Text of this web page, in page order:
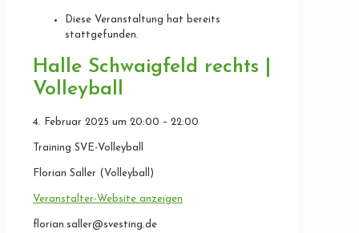
Diese Veranstaltung hat bereits
stattgefunden.
Halle Schwaigfeld rechts |
Volleyball
4. Februar 2025 um 20:00 – 22:00
Training SVE-Volleyball
Florian Saller (Volleyball)
Veranstalter-Website anzeigen
florian.saller@svesting.de